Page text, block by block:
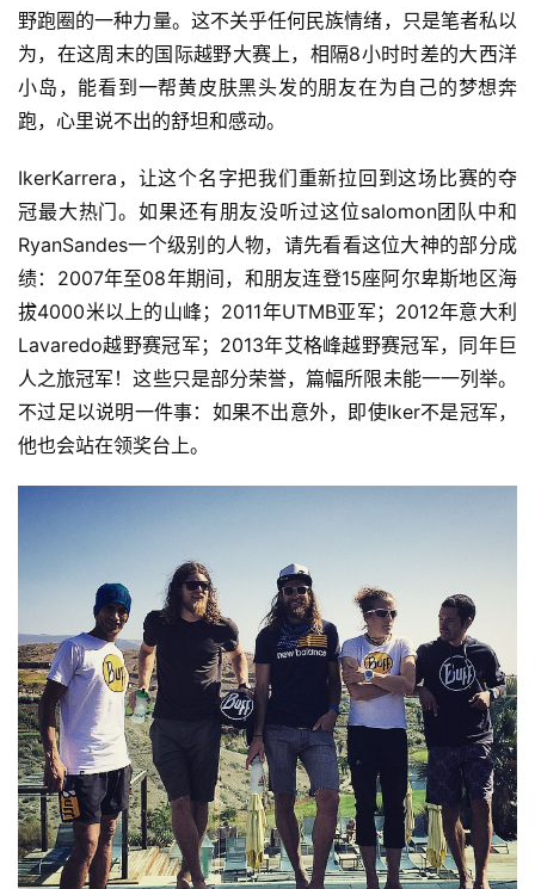
野跑圈的一种力量。这不关乎任何民族情绪，只是笔者私以
为，在这周末的国际越野大赛上，相隔8小时时差的大西洋
小岛，能看到一帮黄皮肤黑头发的朋友在为自己的梦想奔
跑，心里说不出的舒坦和感动。
IkerKarrera，让这个名字把我们重新拉回到这场比赛的夺
冠最大热门。如果还有朋友没听过这位salomon团队中和
RyanSandes一个级别的人物，请先看看这位大神的部分成
绩：2007年至08年期间，和朋友连登15座阿尔卑斯地区海
拔4000米以上的山峰；2011年UTMB亚军；2012年意大利
Lavaredo越野赛冠军；2013年艾格峰越野赛冠军，同年巨
人之旅冠军！这些只是部分荣誉，篇幅所限未能一一列举。
不过足以说明一件事：如果不出意外，即使Iker不是冠军，
他也会站在领奖台上。